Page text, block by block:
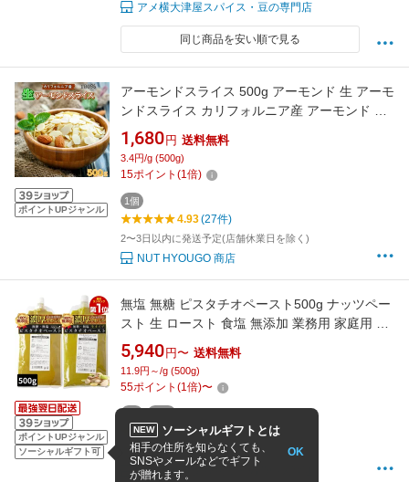
アメ横大津屋スパイス・豆の専門店
同じ商品を安い順で見る
ポイントUPジャンル
アーモンドスライス 500g アーモンド 生 アーモ
ンドスライス カリフォルニア産 アーモンド ナ
ッツ 高品質 アーモンドスライス スライス 菓子
材料 パン材料 焼菓子 製菓【無添加・無塩・無
植物油】
1,680 円 送料無料
3.4円/g (500g)
15ポイント (1倍)
1個
4.93(27件)
2〜3日以内に発送予定(店舗休業日を除く)
NUT HYOUGO 商店
ポイントUPジャンル
ソーシャルギフト可
無塩 無糖 ピスタチオペースト500g ナッツペー
スト 生 ロースト 食塩 無添加 業務用 家庭用 製
菓用 調理用 製パン用 ピスタチオクリーム
YAWARAKA 常温 なめらか
5,940 円〜 送料無料
11.9円～/g (500g)
55ポイント (1倍)〜
4.78 (27件)
15時までの注文で当日出荷(関東宛)
EM Market 業務用まとめ買い大歓迎
NEW ソーシャルギフトとは
相手の住所を知らなくても、
SNSやメールなどでギフト
が贈れます。
OK